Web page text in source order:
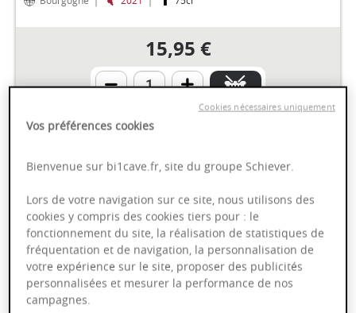
15,95 €
Domaine Remy & Fils
Bourgogne 2022 75cl
35,00 €
Vos préférences cookies
Bienvenue sur bi1cave.fr, site du groupe Schiever.
Lors de votre navigation sur ce site, nous utilisons des
cookies y compris des cookies tiers pour : le
fonctionnement du site, la réalisation de statistiques de
fréquentation et de navigation, la personnalisation de
votre expérience sur le site, proposer des publicités
personnalisées et mesurer la performance de nos
campagnes.
Cookies nécessaires uniquement